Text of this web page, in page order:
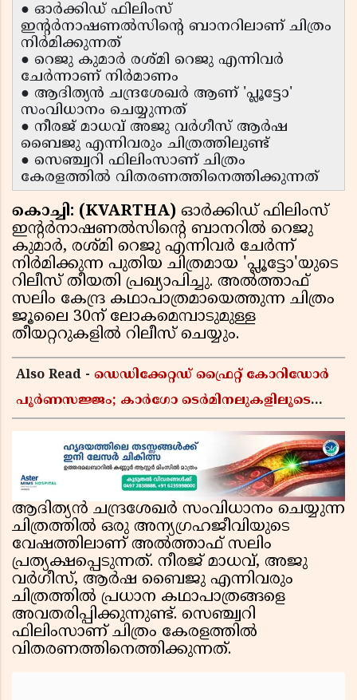
● ഓർക്കിഡ് ഫിലിംസ്
ഇന്റർനാഷണൽസിന്റെ ബാനറിലാണ് ചിത്രം
നിർമിക്കുന്നത്
● റെജു കുമാർ രശ്മി റെജു എന്നിവർ
ചേർന്നാണ് നിർമാണം
● ആദിത്യൻ ചന്ദ്രശേഖർ ആണ് 'പ്ലൂട്ടോ'
സംവിധാനം ചെയ്യുന്നത്
● നീരജ് മാധവ് അജു വർഗീസ് ആർഷ
ബൈജു എന്നിവരും ചിത്രത്തിലുണ്ട്
● സെഞ്ച്വറി ഫിലിംസാണ് ചിത്രം
കേരളത്തിൽ വിതരണത്തിനെത്തിക്കുന്നത്
കൊച്ചി: (KVARTHA) ഓർക്കിഡ് ഫിലിംസ്
ഇന്റർനാഷണൽസിന്റെ ബാനറിൽ റെജു
കുമാർ, രശ്മി റെജു എന്നിവർ ചേർന്ന്
നിർമിക്കുന്ന പുതിയ ചിത്രമായ 'പ്ലൂട്ടോ'യുടെ
റിലീസ് തീയതി പ്രഖ്യാപിച്ചു. അൽത്താഫ്
സലിം കേന്ദ്ര കഥാപാത്രമായെത്തുന്ന ചിത്രം
ജൂലൈ 30ന് ലോകമെമ്പാടുമുള്ള
തീയറ്ററുകളിൽ റിലീസ് ചെയ്യും.
Also Read - ഡെഡിക്കേറ്റഡ് ഫ്രൈറ്റ് കോറിഡോർ
പൂർണസജ്ജം; കാർഗോ ടെർമിനലുകളിലൂടെ
വൻ കുതിപ്പ്
ആദിത്യൻ ചന്ദ്രശേഖർ സംവിധാനം ചെയ്യുന്ന
ചിത്രത്തിൽ ഒരു അന്യഗ്രഹജീവിയുടെ
വേഷത്തിലാണ് അൽത്താഫ് സലിം
പ്രത്യക്ഷപ്പെടുന്നത്. നീരജ് മാധവ്, അജു
വർഗീസ്, ആർഷ ബൈജു എന്നിവരും
ചിത്രത്തിൽ പ്രധാന കഥാപാത്രങ്ങളെ
അവതരിപ്പിക്കുന്നുണ്ട്. സെഞ്ച്വറി
ഫിലിംസാണ് ചിത്രം കേരളത്തിൽ
വിതരണത്തിനെത്തിക്കുന്നത്.